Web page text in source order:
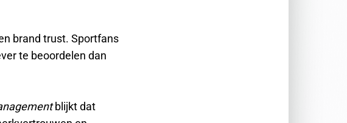
brand trust. Sportfans
te beoordelen dan
blijkt dat